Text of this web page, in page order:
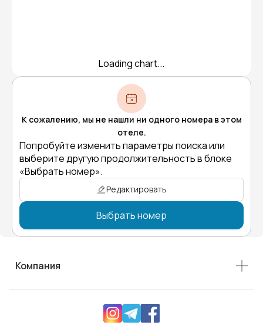
Loading chart...
К сожалению, мы не нашли ни одного номера в этом
отеле.
Попробуйте изменить параметры поиска или
выберите другую продолжительность в блоке
«Выбрать номер».
Редактировать
Выбрать номер
Компания